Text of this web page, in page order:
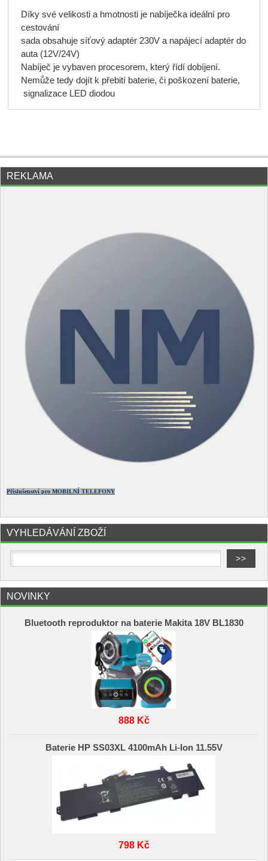
Díky své velikosti a hmotnosti je nabíječka ideální pro
cestování
sada obsahuje síťový adaptér 230V a napájecí adaptér do
auta (12V/24V)
Nabíječ je vybaven procesorem, který řídí dobíjení.
Nemůže tedy dojít k přebití baterie, či poškození baterie,
signalizace LED diodou
REKLAMA
Příslušenství pro MOBILNÍ TELEFONY
VYHLEDÁVÁNÍ ZBOŽÍ
NOVINKY
Bluetooth reproduktor na baterie Makita 18V BL1830
888 Kč
Baterie HP SS03XL 4100mAh Li-Ion 11.55V
798 Kč